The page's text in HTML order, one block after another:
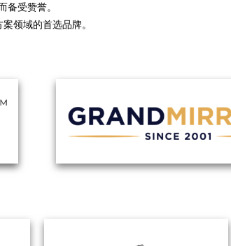
受赞誉。
领域的首选品牌。